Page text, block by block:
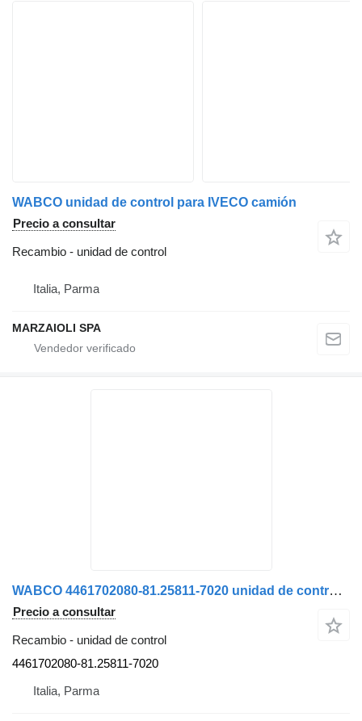
WABCO unidad de control para IVECO camión
Precio a consultar
Recambio - unidad de control
Italia, Parma
MARZAIOLI SPA
WABCO 4461702080-81.25811-7020 unidad de control para MAN camión
Precio a consultar
Recambio - unidad de control
4461702080-81.25811-7020
Italia, Parma